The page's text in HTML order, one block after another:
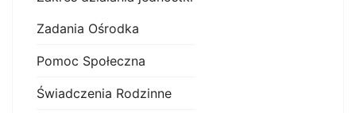
Zadania Ośrodka
Pomoc Społeczna
Świadczenia Rodzinne